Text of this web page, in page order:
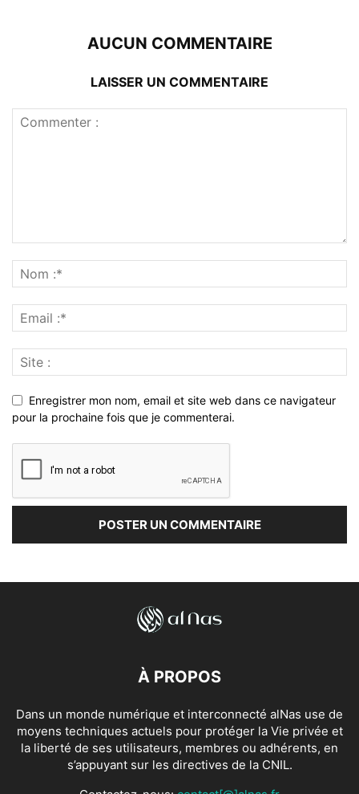
AUCUN COMMENTAIRE
LAISSER UN COMMENTAIRE
Enregistrer mon nom, email et site web dans ce navigateur
pour la prochaine fois que je commenterai.
À PROPOS
Dans un monde numérique et interconnecté alNas use de
moyens techniques actuels pour protéger la Vie privée et
la liberté de ses utilisateurs, membres ou adhérents, en
s’appuyant sur les directives de la CNIL.